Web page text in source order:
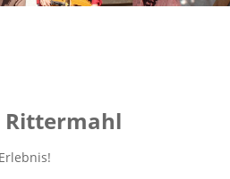
Rittermahl